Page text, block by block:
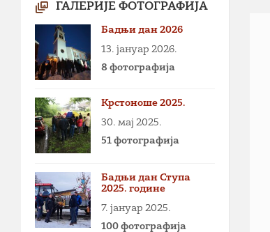
ГАЛЕРИЈЕ ФОТОГРАФИЈА
Бадњи дан 2026
13. јануар 2026.
8 фотографија
Крстоноше 2025.
30. мај 2025.
51 фотографија
Бадњи дан Ступа
2025. године
7. јануар 2025.
100 фотографија